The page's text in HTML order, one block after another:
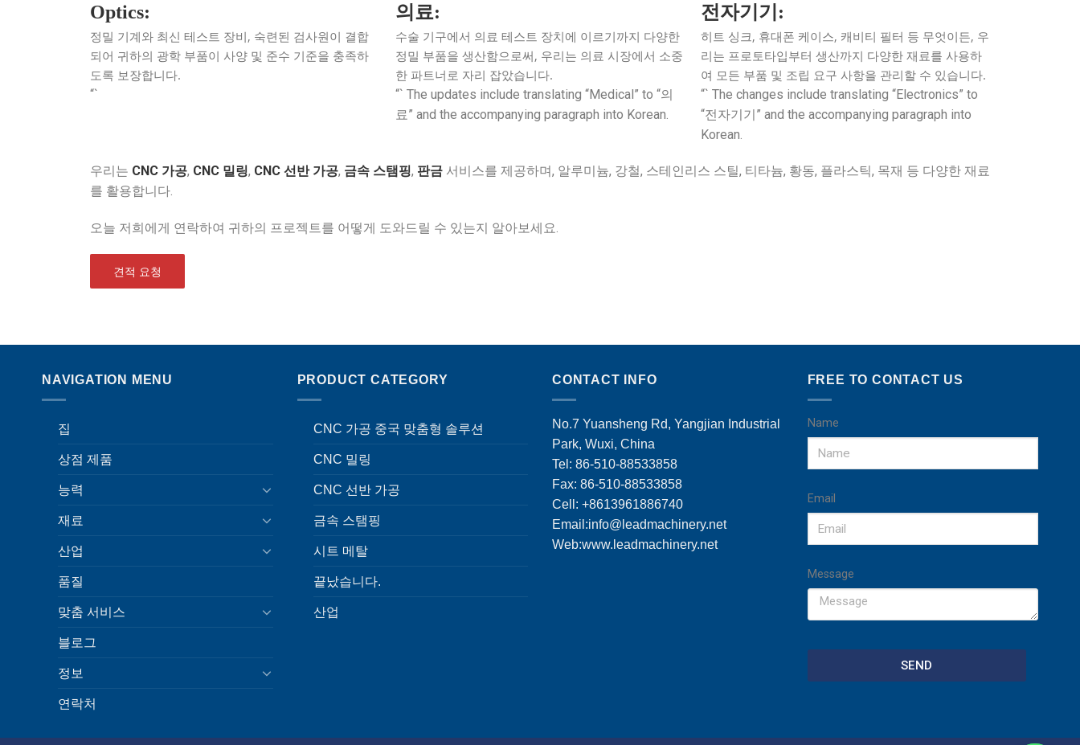
Optics:
정밀 기계와 최신 테스트 장비, 숙련된 검사원이 결합
되어 귀하의 광학 부품이 사양 및 준수 기준을 충족하
도록 보장합니다.
“`
의료:
수술 기구에서 의료 테스트 장치에 이르기까지 다양한
정밀 부품을 생산함으로써, 우리는 의료 시장에서 소중
한 파트너로 자리 잡았습니다.
“` The updates include translating “Medical” to “의
료” and the accompanying paragraph into Korean.
전자기기:
히트 싱크, 휴대폰 케이스, 캐비티 필터 등 무엇이든, 우
리는 프로토타입부터 생산까지 다양한 재료를 사용하
여 모든 부품 및 조립 요구 사항을 관리할 수 있습니다.
“` The changes include translating “Electronics” to
“전자기기” and the accompanying paragraph into
Korean.
우리는 CNC 가공, CNC 밀링, CNC 선반 가공, 금속 스탬핑, 판금 서비스를 제공하며, 알루미늄, 강철, 스테인리스 스틸, 티타늄, 황동, 플라스틱, 목재 등 다양한 재료
를 활용합니다.
오늘 저희에게 연락하여 귀하의 프로젝트를 어떻게 도와드릴 수 있는지 알아보세요.
견적 요청
NAVIGATION MENU
집
상점 제품
능력
재료
산업
품질
맞춤 서비스
블로그
정보
연락처
PRODUCT CATEGORY
CNC 가공 중국 맞춤형 솔루션
CNC 밀링
CNC 선반 가공
금속 스탬핑
시트 메탈
끝났습니다.
산업
CONTACT INFO
No.7 Yuansheng Rd, Yangjian Industrial
Park, Wuxi, China
Tel: 86-510-88533858
Fax: 86-510-88533858
Cell: +8613961886740
Email:info@leadmachinery.net
Web:www.leadmachinery.net
FREE TO CONTACT US
Name
Email
Message
SEND